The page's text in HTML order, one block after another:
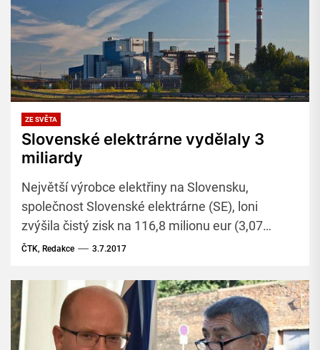
ZE SVĚTA
Slovenské elektrárne vydělaly 3
miliardy
Největší výrobce elektřiny na Slovensku,
společnost Slovenské elektrárne (SE), loni
zvýšila čistý zisk na 116,8 milionu eur (3,07
miliardy korun) z 24 milionů eur (630,5 milionu
ČTK, Redakce 3.7.2017